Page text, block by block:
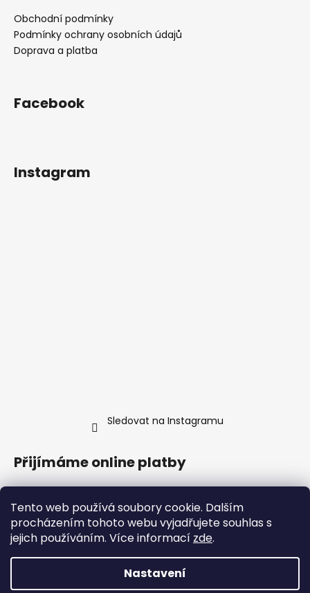
Tento web používá soubory cookie. Dalším
procházením tohoto webu vyjadřujete souhlas s
jejich používáním. Více informací zde.
Nastavení
Obchodní podmínky
Podmínky ochrany osobních údajů
Doprava a platba
Facebook
Instagram
Sledovat na Instagramu
Přijímáme online platby